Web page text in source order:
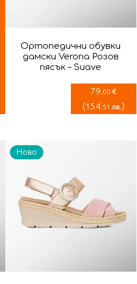
Ортопедични обувки
дамски Verona Розов
пясък – Suave
79 ,00 €
(154,51 лв.)
Ново